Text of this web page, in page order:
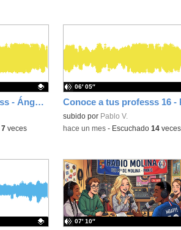
Conoce a tus professs - Ángela (Inglés)
7veces
Contenido educativo.
subido por Pablo V.
06′ 05″
-hace un mes- Escuchado 14veces
07′ 10″